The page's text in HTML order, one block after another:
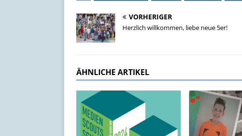
VORHERIGER
Herzlich willkommen, liebe neue 5er!
ÄHNLICHE ARTIKEL